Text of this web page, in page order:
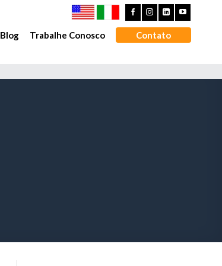
Blog Trabalhe Conosco Contato